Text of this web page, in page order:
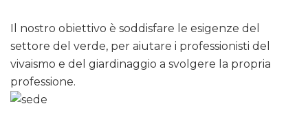
Il nostro obiettivo è soddisfare le esigenze del
settore del verde, per aiutare i professionisti del
vivaismo e del giardinaggio a svolgere la propria
professione.